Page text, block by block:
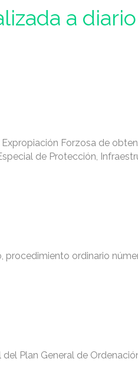
a diario
Forzosa de
de Protección,
procedimiento ordinario
Plan General de